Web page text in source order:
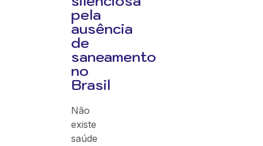
pela
ausência
de
saneamento
no
Brasil
Não
existe
saúde